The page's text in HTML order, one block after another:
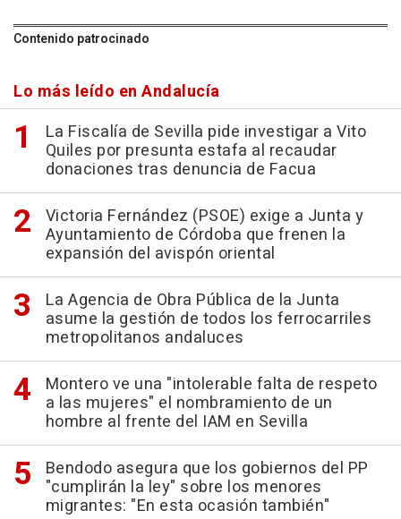
Contenido patrocinado
Lo más leído en Andalucía
La Fiscalía de Sevilla pide investigar a Vito
Quiles por presunta estafa al recaudar
donaciones tras denuncia de Facua
Victoria Fernández (PSOE) exige a Junta y
Ayuntamiento de Córdoba que frenen la
expansión del avispón oriental
La Agencia de Obra Pública de la Junta
asume la gestión de todos los ferrocarriles
metropolitanos andaluces
Montero ve una "intolerable falta de respeto
a las mujeres" el nombramiento de un
hombre al frente del IAM en Sevilla
Bendodo asegura que los gobiernos del PP
"cumplirán la ley" sobre los menores
migrantes: "En esta ocasión también"